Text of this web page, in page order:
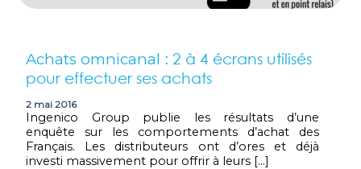
Achats omnicanal : 2 à 4 écrans utilisés
pour effectuer ses achats
2 mai 2016
Ingenico Group publie les résultats d’une
enquête sur les comportements d’achat des
Français. Les distributeurs ont d’ores et déjà
investi massivement pour offrir à leurs […]